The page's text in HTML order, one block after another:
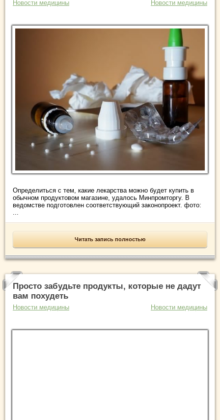
Новости медицины Новости медицины
Определиться с тем, какие лекарства можно будет купить в
обычном продуктовом магазине, удалось Минпромторгу. В
ведомстве подготовлен соответствующий законопроект. фото:
Читать запись полностью
Просто забудьте продукты, которые не дадут
вам похудеть
Новости медицины Новости медицины